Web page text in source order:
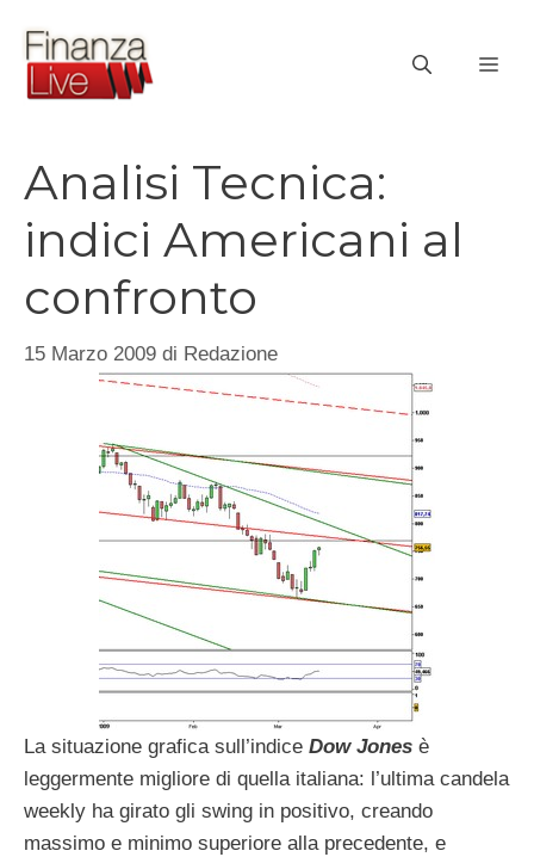
contenuto
Analisi Tecnica:
indici Americani al
confronto
15 Marzo 2009 di Redazione
La situazione grafica sull’indice Dow Jones è
leggermente migliore di quella italiana: l’ultima candela
weekly ha girato gli swing in positivo, creando
massimo e minimo superiore alla precedente, e